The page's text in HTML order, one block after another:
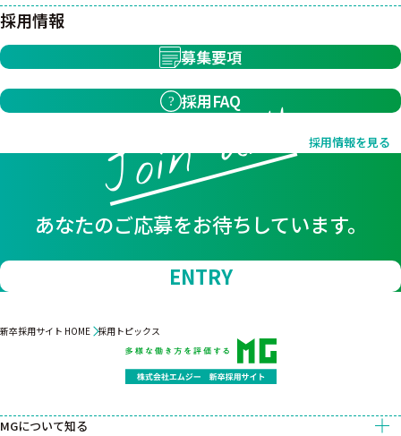
採用情報
募集要項
採用FAQ
採用情報を見る
Join us!!
あなたのご応募をお待ちしています。
ENTRY
新卒採用サイト HOME 採用トピックス
MGについて知る